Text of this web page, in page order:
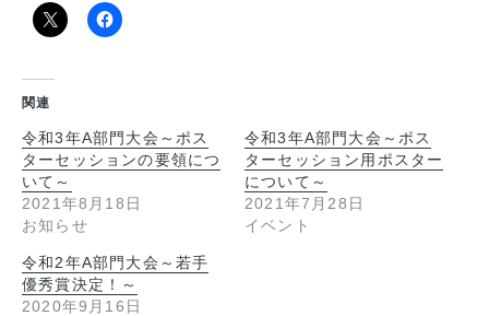
関連
令和3年A部門大会～ポス
ターセッションの要領につ
いて～
2021年8月18日
お知らせ
令和3年A部門大会～ポス
ターセッション用ポスター
について～
2021年7月28日
イベント
令和2年A部門大会～若手
優秀賞決定！～
2020年9月16日